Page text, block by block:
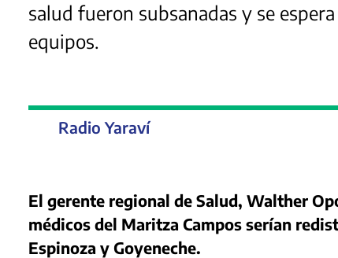
salud fueron subsanadas y se
equipos.
Radio Yaraví
El gerente regional de Salud, Walther
médicos del Maritza Campos serían
Espinoza y Goyeneche.